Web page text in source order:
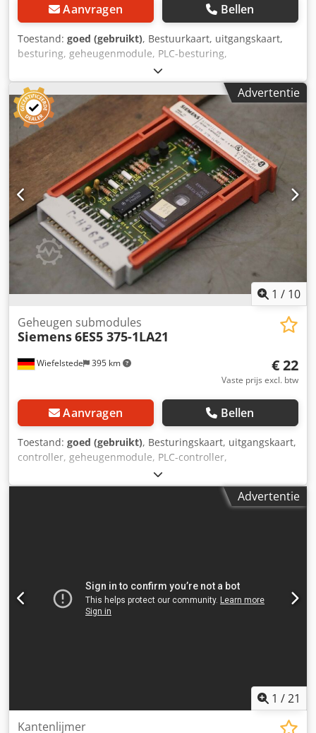
Aanvragen Bellen
Toestand: goed (gebruikt), Bestuurkaart, uitgangskaart,
besturing, geheugenmodule, PLC-besturing,
uitbreidingsmodule, interface-module -Fabrikant: Siemens
Simatic S5 geheugen-submodule -Type: 6ES5 375-0LC41 -
Aantal: 4 modules beschikbaar -Prijs: per stuk -
Afmetingen: 60/90/H15 mm Credpjhy Rn Tjfx Apdef -
Gewicht: 0,1 kg/stuk
Advertentie
1 / 10
Wiefelstede 395 km
Geheugen submodules
Siemens6ES5 375-1LA21
€ 22
Vaste prijs excl. btw
Aanvragen Bellen
Toestand: goed (gebruikt), Besturingskaart, uitgangskaart,
controller, geheugenmodule, PLC-controller,
uitbreidingsmodule, interfacemodule -Fabrikant: Siemens
Simatic S5 geheugenmodule Geheugen Submodule -Type:
6ES5 375-1LA21 -Aantal: 3x module beschikbaar -Prijs: per
Advertentie
1 /21
Kantenlijmer